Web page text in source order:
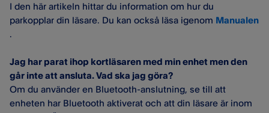
I den här artikeln hittar du information om hur du
parkopplar din läsare. Du kan också läsa igenom Manualen
.
Jag har parat ihop kortläsaren med min enhet men den
går inte att ansluta. Vad ska jag göra?
Om du använder en Bluetooth-anslutning, se till att
enheten har Bluetooth aktiverat och att din läsare är inom